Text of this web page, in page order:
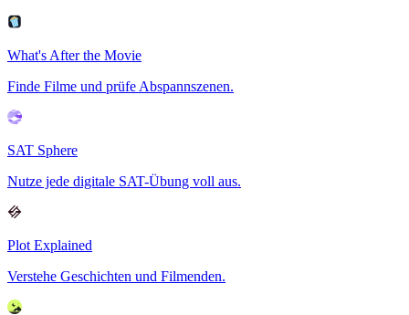
What's After the Movie
Finde Filme und prüfe Abspannszenen.
SAT Sphere
Nutze jede digitale SAT-Übung voll aus.
Plot Explained
Verstehe Geschichten und Filmenden.